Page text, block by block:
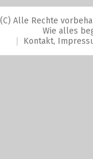
(C) Alle Rechte
Wie alles
Kontakt,